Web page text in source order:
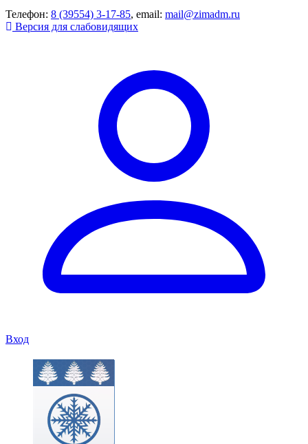
Телефон: 8 (39554) 3-17-85, email: mail@zimadm.ru
Версия для слабовидящих
Вход